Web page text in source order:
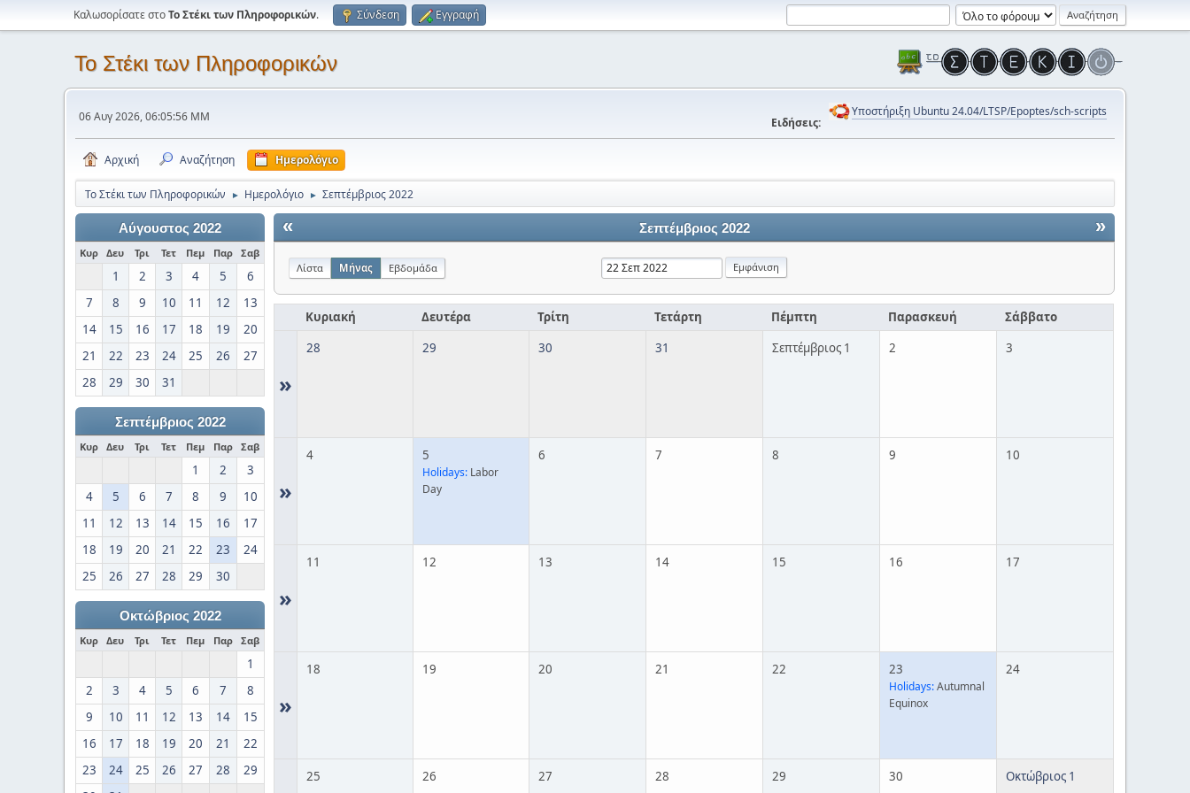
Καλωσορίσατε στοΤο Στέκι των Πληροφορικών. Σύνδεση Εγγραφή
Το Στέκι των Πληροφορικών
06 Αυγ 2026, 06:05:56 ΜΜ Ειδήσεις:
Υποστήριξη Ubuntu 24.04/LTSP/Epoptes/sch-scripts
Αρχική Αναζήτηση Ημερολόγιο
Το Στέκι των Πληροφορικών ► Ημερολόγιο ► Σεπτέμβριος 2022
Αύγουστος 2022
Κυρ Δευ Τρι Τετ Πεμ Παρ Σαβ
1 2 3 4 5
6
7
8 9 10 11 12
13
14
15 16 17 18 19
20
21
22 23 24 25 26
27
28
29 30 31
Σεπτέμβριος 2022
Κυρ Δευ Τρι Τετ Πεμ Παρ Σαβ
1 2
3
4
5 6 7 8 9
10
11
12 13 14 15 16
17
18
19 20 21 22 23
24
25
26 27 28 29 30
Οκτώβριος 2022
Κυρ Δευ Τρι Τετ Πεμ Παρ Σαβ
1
2
3 4 5 6 7
8
9
10 11 12 13 14
15
16
17 18 19 20 21
22
23
24 25 26 27 28
29
« »
Σεπτέμβριος 2022
Λίστα Μήνας Εβδομάδα
Κυριακή Δευτέρα Τρίτη Τετάρτη Πέμπτη Παρασκευή Σάββατο
»
28 29 30 31 Σεπτέμβριος 1 2 3
»
4 5
Holidays: Labor
Day
6 7 8 9 10
»
11 12 13 14 15 16 17
»
18 19 20 21 22 23
Holidays:Autumnal
Equinox
24
25 26 27 28 29 30 Οκτώβριος 1